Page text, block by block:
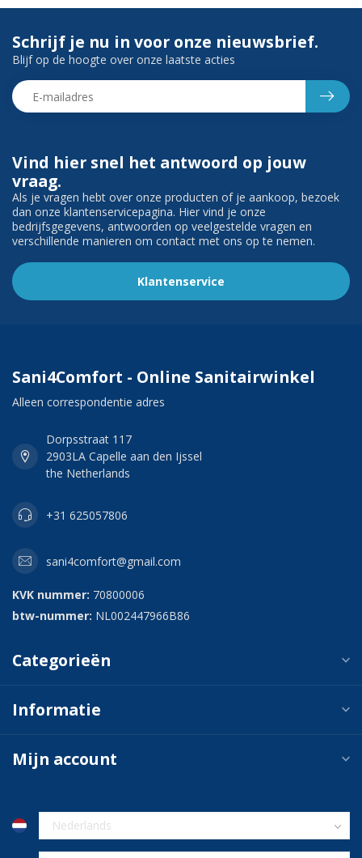
Vind hier snel het antwoord op jouw
vraag.
Als je vragen hebt over onze producten of je aankoop, bezoek
dan onze klantenservicepagina. Hier vind je onze
bedrijfsgegevens, antwoorden op veelgestelde vragen en
verschillende manieren om contact met ons op te nemen.
Klantenservice
Schrijf je nu in voor onze nieuwsbrief.
Blijf op de hoogte over onze laatste acties
Sani4Comfort - Online Sanitairwinkel
Alleen correspondentie adres
Dorpsstraat 117
2903LA Capelle aan den Ijssel
the Netherlands
+31 625057806
sani4comfort@gmail.com
KVK nummer: 70800006
btw-nummer: NL002447966B86
Categorieën
Informatie
Mijn account